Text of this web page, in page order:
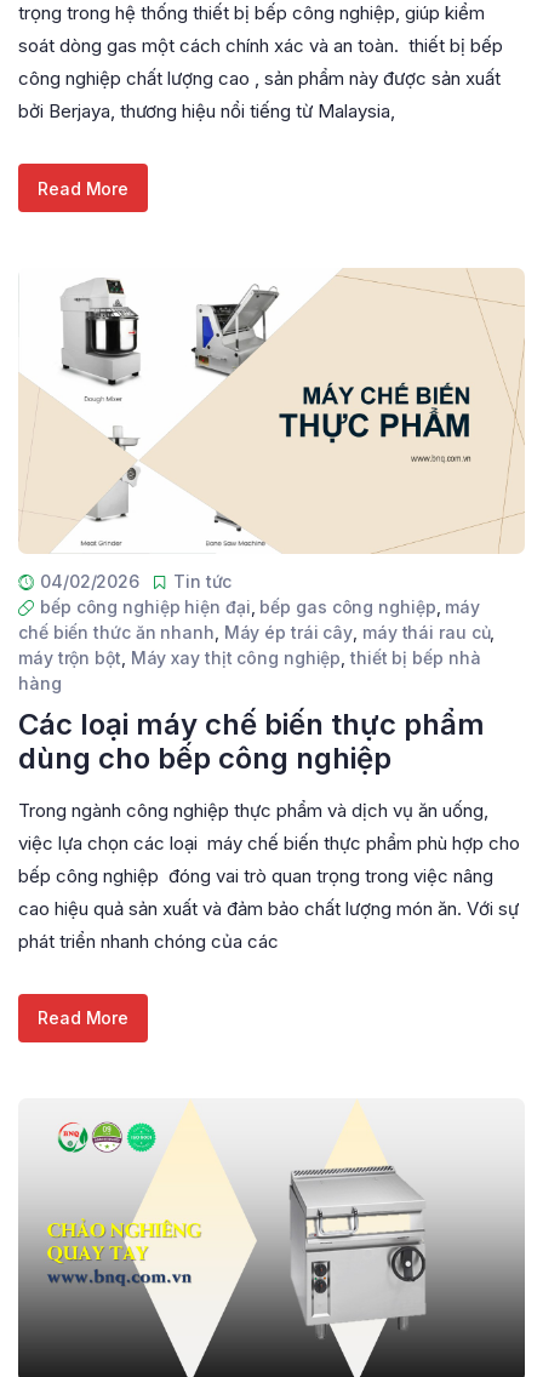
trọng trong hệ thống thiết bị bếp công nghiệp, giúp kiểm
soát dòng gas một cách chính xác và an toàn. thiết bị bếp
công nghiệp chất lượng cao , sản phẩm này được sản xuất
bởi Berjaya, thương hiệu nổi tiếng từ Malaysia,
Read More
04/02/2026
Tin tức
bếp công nghiệp hiện đại bếp gas công nghiệp máy
chế biến thức ăn nhanh Máy ép trái cây máy thái rau củ,
máy trộn bột Máy xay thịt công nghiệp ,thiết bị bếp nhà
hàng
Các loại máy chế biến thực phẩm
dùng cho bếp công nghiệp
Trong ngành công nghiệp thực phẩm và dịch vụ ăn uống,
việc lựa chọn các loại máy chế biến thực phẩm phù hợp cho
bếp công nghiệp đóng vai trò quan trọng trong việc nâng
cao hiệu quả sản xuất và đảm bảo chất lượng món ăn. Với sự
phát triển nhanh chóng của các
Read More